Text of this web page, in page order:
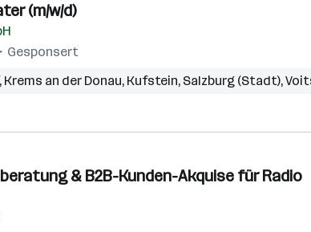
(m/w/d)
Gesponsert
, Krems an der Donau, Kufstein, Salzburg (Stadt),
& B2B-Kunden-Akquise für Radio